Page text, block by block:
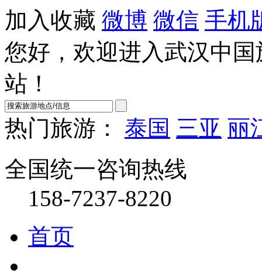
加入收藏 微博 微信 手机
您好，欢迎进入武汉中
站！
热门旅游：
泰国 三亚 丽
全国统一咨询热线
158-7237-8220
首页